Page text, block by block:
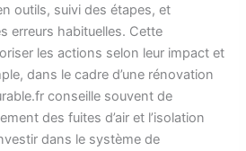
outils, suivi des étapes, et
erreurs habituelles. Cette
les actions selon leur impact et
dans le cadre d’une rénovation
conseille souvent de
des fuites d’air et l’isolation
dans le système de